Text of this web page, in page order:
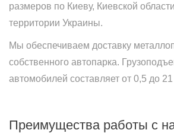
размеров по Киеву, Киевской
территории Украины.
Мы обеспечиваем доставку
собственного автопарка.
автомобилей составляет от 0,5 до
Преимущества работы с